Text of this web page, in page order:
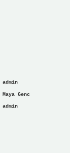
admin
Maya Genc
admin